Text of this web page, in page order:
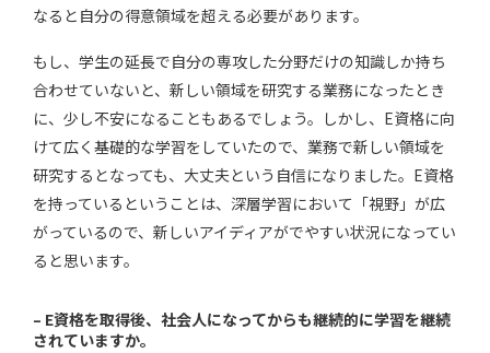
なると自分の得意領域を超える必要があります。
もし、学生の延長で自分の専攻した分野だけの知識しか持ち
合わせていないと、新しい領域を研究する業務になったとき
に、少し不安になることもあるでしょう。しかし、E資格に向
けて広く基礎的な学習をしていたので、業務で新しい領域を
研究するとなっても、大丈夫という自信になりました。E資格
を持っているということは、深層学習において「視野」が広
がっているので、新しいアイディアがでやすい状況になってい
ると思います。
– E資格を取得後、社会人になってからも継続的に学習を継続
されていますか。